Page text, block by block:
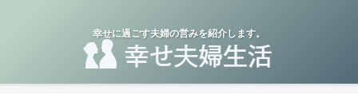
幸せに過ごす夫婦の営みを紹介します。